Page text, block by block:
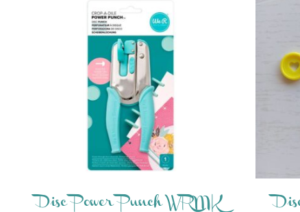
Disc Power Punch WRMK